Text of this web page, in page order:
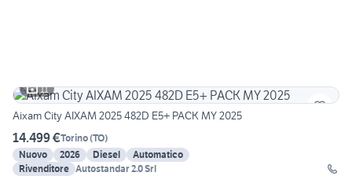
11
Aixam City AIXAM 2025 482D E5+ PACK MY 2025
14.499 €Torino(TO)
Nuovo
2026 Diesel
Automatico
Rivenditore Autostandar 2.0 Srl